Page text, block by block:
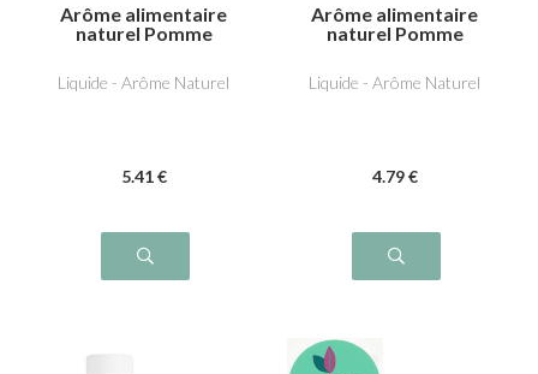
Arôme alimentaire
naturel Pomme
Liquide - Arôme Naturel
5.41 €
Arôme alimentaire
naturel Pomme
Liquide - Arôme Naturel
4.79 €